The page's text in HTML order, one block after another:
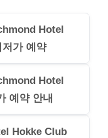
Hotel
가 예약
Hotel
예약 안내
Hokke Club